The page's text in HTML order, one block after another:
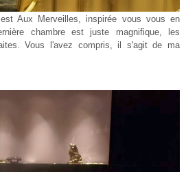
Aux Merveilles, inspirée vous vous en
chambre est juste magnifique, les
Vous l'avez compris, il s'agit de ma